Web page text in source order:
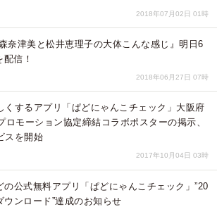
2018年07月02日 01時
奈津美と松井恵理子の大体こんな感じ』明日6
信！
2018年06月27日 07時
くするアプリ「ぱどにゃんこチェック」大阪府
ロモーション協定締結コラボポスターの掲示、
スを開始
2017年10月04日 03時
の公式無料アプリ「ぱどにゃんこチェック」”20
ウンロード”達成のお知らせ